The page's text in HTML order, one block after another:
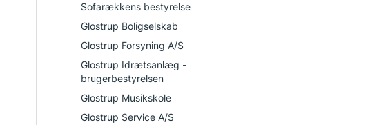
Sofarækkens bestyrelse
Glostrup Boligselskab
Glostrup Forsyning A/S
Glostrup Idrætsanlæg -
brugerbestyrelsen
Glostrup Musikskole
Glostrup Service A/S